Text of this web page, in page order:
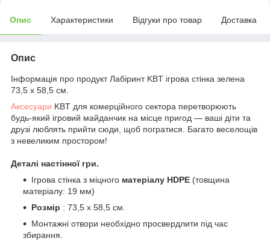
Опис Характеристики Відгуки про товар Доставка
Опис
Інформація про продукт Лабіринт KBT ігрова стінка зелена
73,5 x 58,5 см.
Аксесуари KBT для комерційного сектора перетворюють
будь-який ігровий майданчик на місце пригод — ваші діти та
друзі люблять прийти сюди, щоб погратися. Багато веселощів
з невеликим простором!
Деталі настінної гри.
Ігрова стінка з міцного матеріалу HDPE (товщина
матеріалу: 19 мм)
Розмір : 73,5 x 58,5 см.
Монтажні отвори необхідно просвердлити під час
збирання.